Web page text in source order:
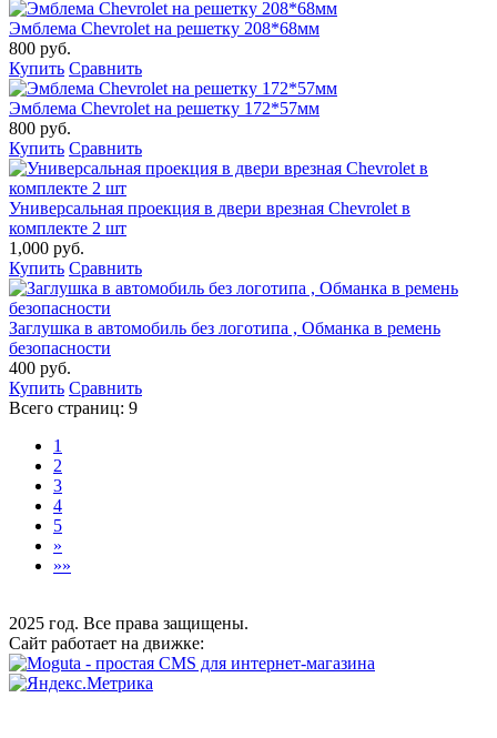
Эмблема Chevrolet на решетку 208*68мм
800 руб.
Купить Сравнить
Эмблема Chevrolet на решетку 172*57мм
800 руб.
Купить Сравнить
Универсальная проекция в двери врезная Chevrolet в
комплекте 2 шт
1,000 руб.
Купить Сравнить
Заглушка в автомобиль без логотипа , Обманка в ремень
безопасности
400 руб.
Купить Сравнить
Всего страниц: 9
1
2
3
4
5
»
»»
2025 год. Все права защищены.
Сайт работает на движке: